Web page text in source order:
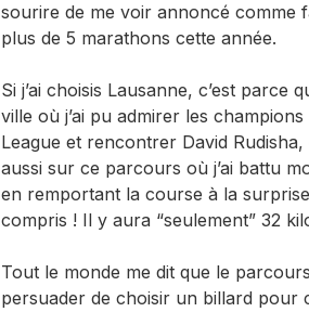
sourire de me voir annoncé comme
plus de 5 marathons cette année.
Si j’ai choisis Lausanne, c’est parce
ville où j’ai pu admirer les
League et rencontrer David
aussi sur ce parcours où j’ai battu
en remportant la course à la
compris ! Il y aura “seulement” 32
Tout le monde me dit que le
persuader de choisir un billard pour